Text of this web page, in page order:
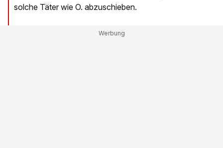
solche Täter wie O. abzuschieben.